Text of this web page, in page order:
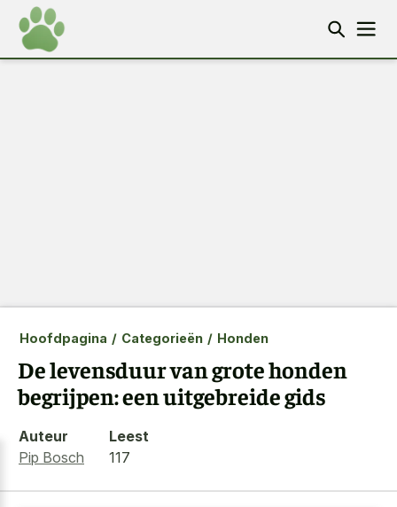
Hoofdpagina / Categorieën / Honden
De levensduur van grote honden
begrijpen: een uitgebreide gids
Auteur
Pip Bosch
Leest
117